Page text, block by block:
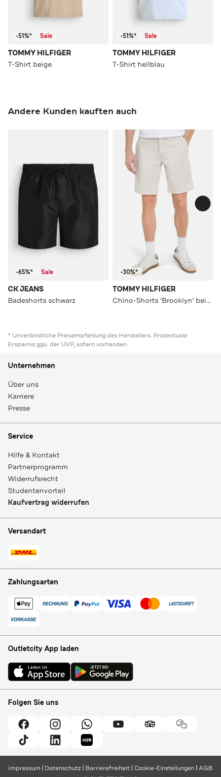
-51%* Sale
TOMMY HILFIGER
T-Shirt beige
-51%* Sale
TOMMY HILFIGER
T-Shirt hellblau
Andere Kunden kauften auch
-65%* Sale
CK JEANS
Badeshorts schwarz
-30%*
TOMMY HILFIGER
Chino-Shorts 'Brooklyn' beige
* Unverbindliche Preisempfehlung des Herstellers. Prozentuale
Ersparnis ggü. der UVP, sofern vorhanden
Unternehmen
Über uns
Karriere
Presse
Service
Hilfe & Kontakt
Partnerprogramm
Widerrufsrecht
Studentenvorteil
Kaufvertrag widerrufen
Versandart
Zahlungsarten
Outletcity App laden
Folgen Sie uns
Impressum Datenschutz Barrierefreiheit Cookie-Einstellungen AGB